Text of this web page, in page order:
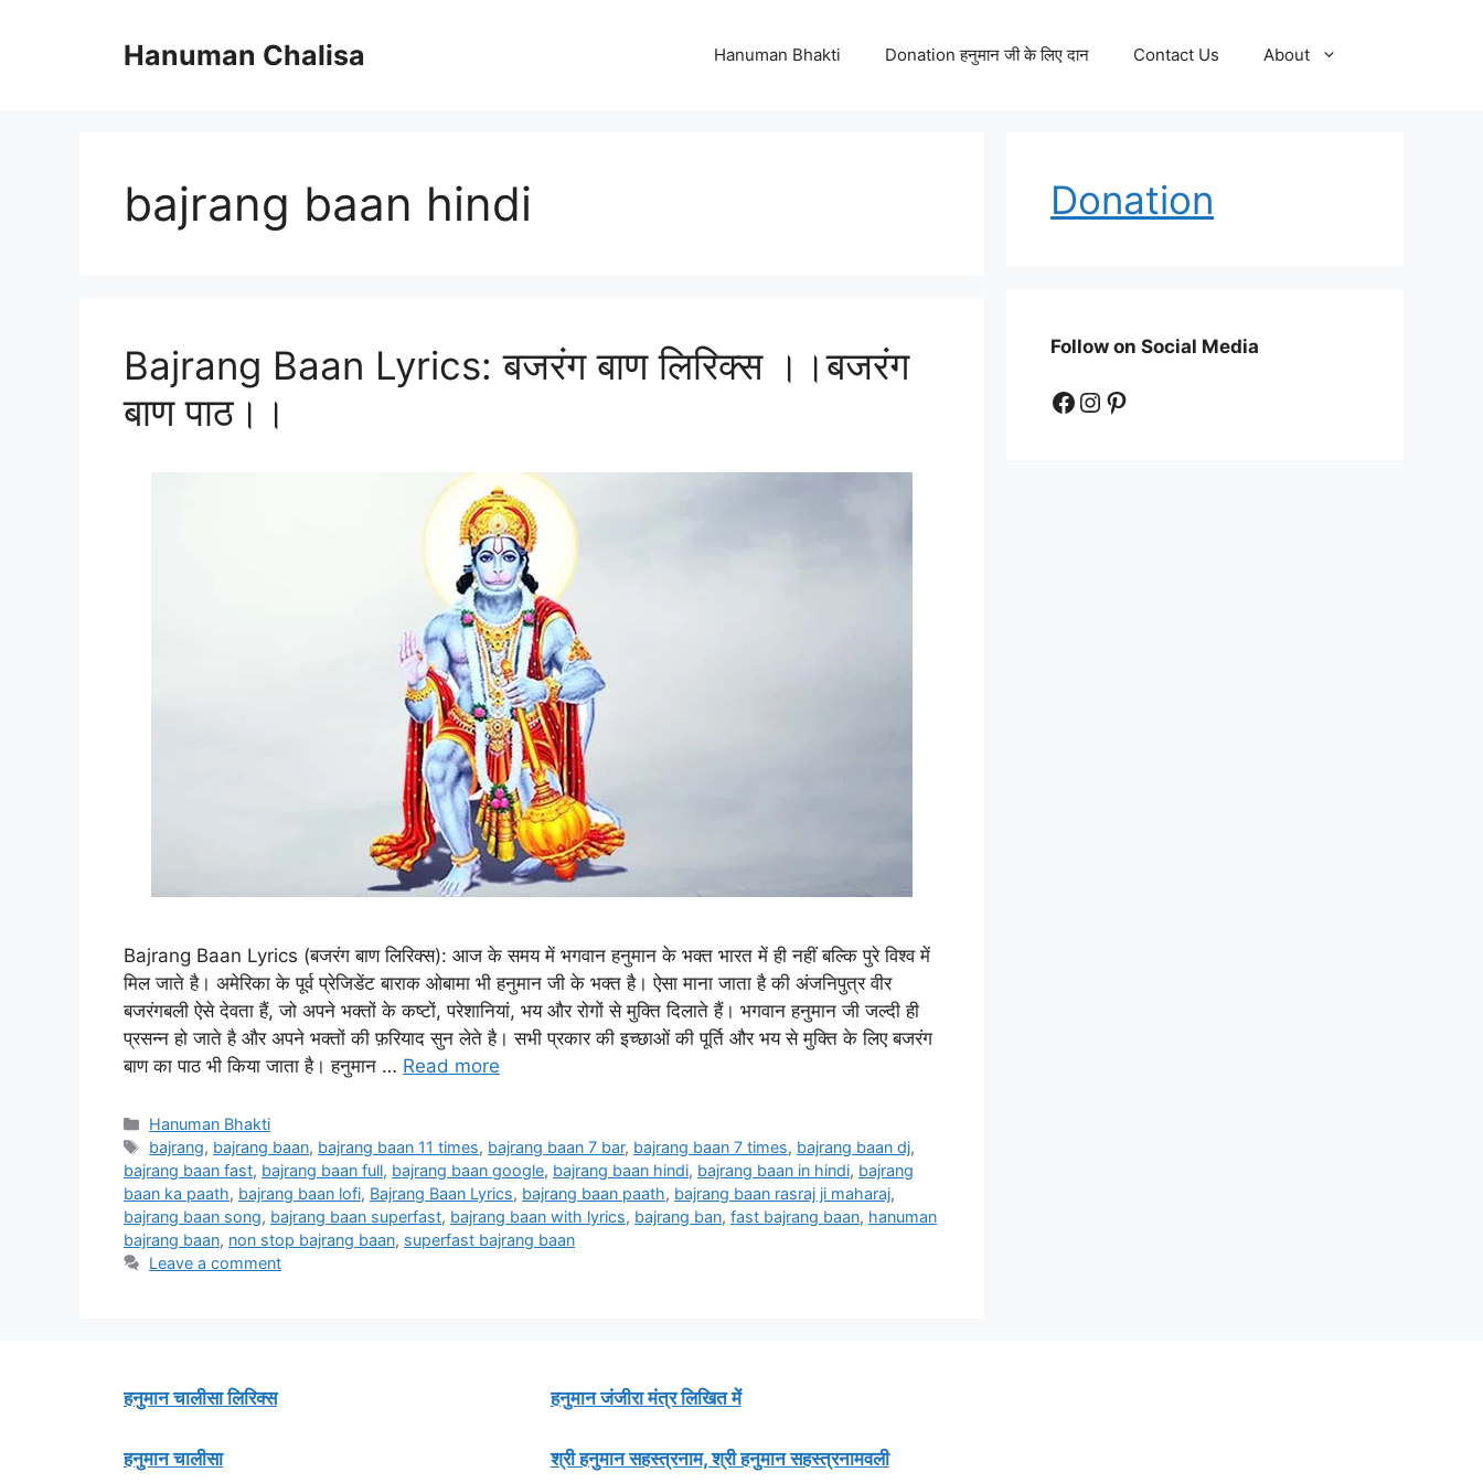
Hanuman Chalisa Hanuman Bhakti Donation हनुमान जी के लिए दान Contact Us About
bajrang baan hindi
Bajrang Baan Lyrics: बजरंग बाण लिरिक्स ।।बजरंग
बाण पाठ।।
Bajrang Baan Lyrics (बजरंग बाण लिरिक्स): आज के समय में भगवान हनुमान के भक्त भारत में ही नहीं बल्कि पुरे विश्व में
मिल जाते है। अमेरिका के पूर्व प्रेजिडेंट बाराक ओबामा भी हनुमान जी के भक्त है। ऐसा माना जाता है की अंजनिपुत्र वीर
बजरंगबली ऐसे देवता हैं, जो अपने भक्तों के कष्टों, परेशानियां, भय और रोगों से मुक्ति दिलाते हैं। भगवान हनुमान जी जल्दी ही
प्रसन्न हो जाते है और अपने भक्तों की फ़रियाद सुन लेते है। सभी प्रकार की इच्छाओं की पूर्ति और भय से मुक्ति के लिए बजरंग
बाण का पाठ भी किया जाता है। हनुमान … Read more
Categories
Hanuman Bhakti
Tags
bajrang, bajrang baan, bajrang baan 11 times, bajrang baan 7 bar, bajrang baan 7 times, bajrang baan dj,
bajrang baan fast, bajrang baan full, bajrang baan google, bajrang baan hindi, bajrang baan in hindi, bajrang
baan ka paath, bajrang baan lofi, Bajrang Baan Lyrics, bajrang baan paath, bajrang baan rasraj ji maharaj,
bajrang baan song, bajrang baan superfast, bajrang baan with lyrics, bajrang ban, fast bajrang baan, hanuman
bajrang baan, non stop bajrang baan, superfast bajrang baan
Leave a comment
Donation
Follow on Social Media
Facebook
Instagram
Pinterest
हनुमान चालीसा लिरिक्स
हनुमान चालीसा
हनुमान जंजीरा मंत्र लिखित में
श्री हनुमान सहस्त्रनाम, श्री हनुमान सहस्त्रनामवली